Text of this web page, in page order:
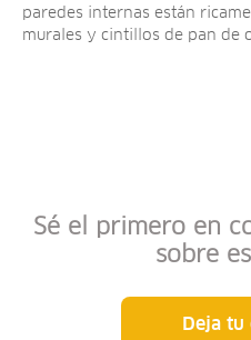
paredes internas están
murales y cintillos de pan de
Sé el primero en
sobre
Deja